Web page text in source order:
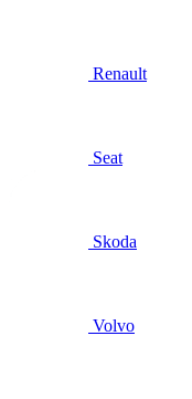
Renault
Seat
Skoda
Volvo